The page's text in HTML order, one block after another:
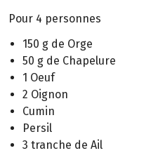
Pour 4 personnes
150 g de Orge
50 g de Chapelure
1 Oeuf
2 Oignon
Cumin
Persil
3 tranche de Ail